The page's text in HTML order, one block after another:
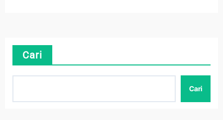
Cari
Cari